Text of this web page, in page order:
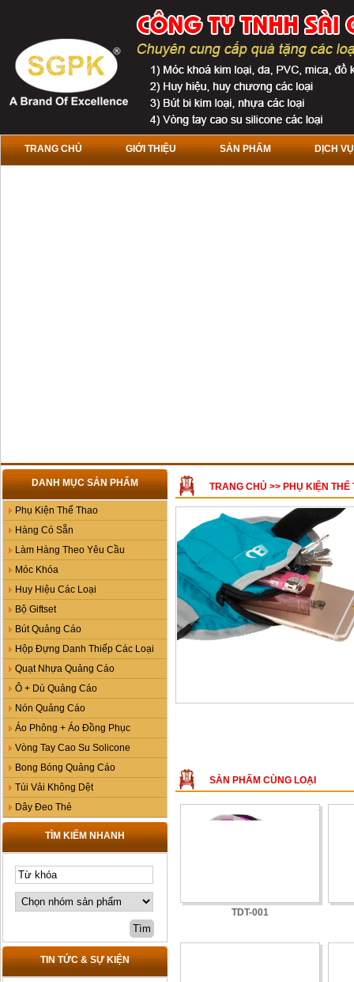
TRANG CHỦ GIỚI THIỆU SẢN PHẨM DỊCH VỤ
DANH MỤC SẢN PHẨM
Phụ Kiện Thể Thao
Hàng Có Sẵn
Làm Hàng Theo Yêu Cầu
Móc Khóa
Huy Hiệu Các Loại
Bộ Giftset
Bút Quảng Cáo
Hộp Đựng Danh Thiếp Các Loại
Quạt Nhựa Quảng Cáo
Ô + Dù Quảng Cáo
Nón Quảng Cáo
Áo Phông + Áo Đồng Phục
Vòng Tay Cao Su Solicone
Bong Bóng Quảng Cáo
Túi Vải Không Dệt
Dây Đeo Thẻ
TÌM KIẾM NHANH
TIN TỨC & SỰ KIỆN
TRANG CHỦ >> PHỤ KIỆN THỂ
SẢN PHẨM CÙNG LOẠI
TDT-001